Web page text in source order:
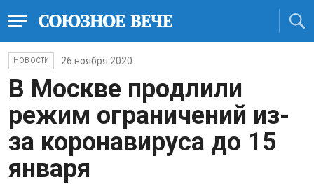
НОВОСТИ 26 ноября 2020
В Москве продлили
режим ограничений из-
за коронавируса до 15
января